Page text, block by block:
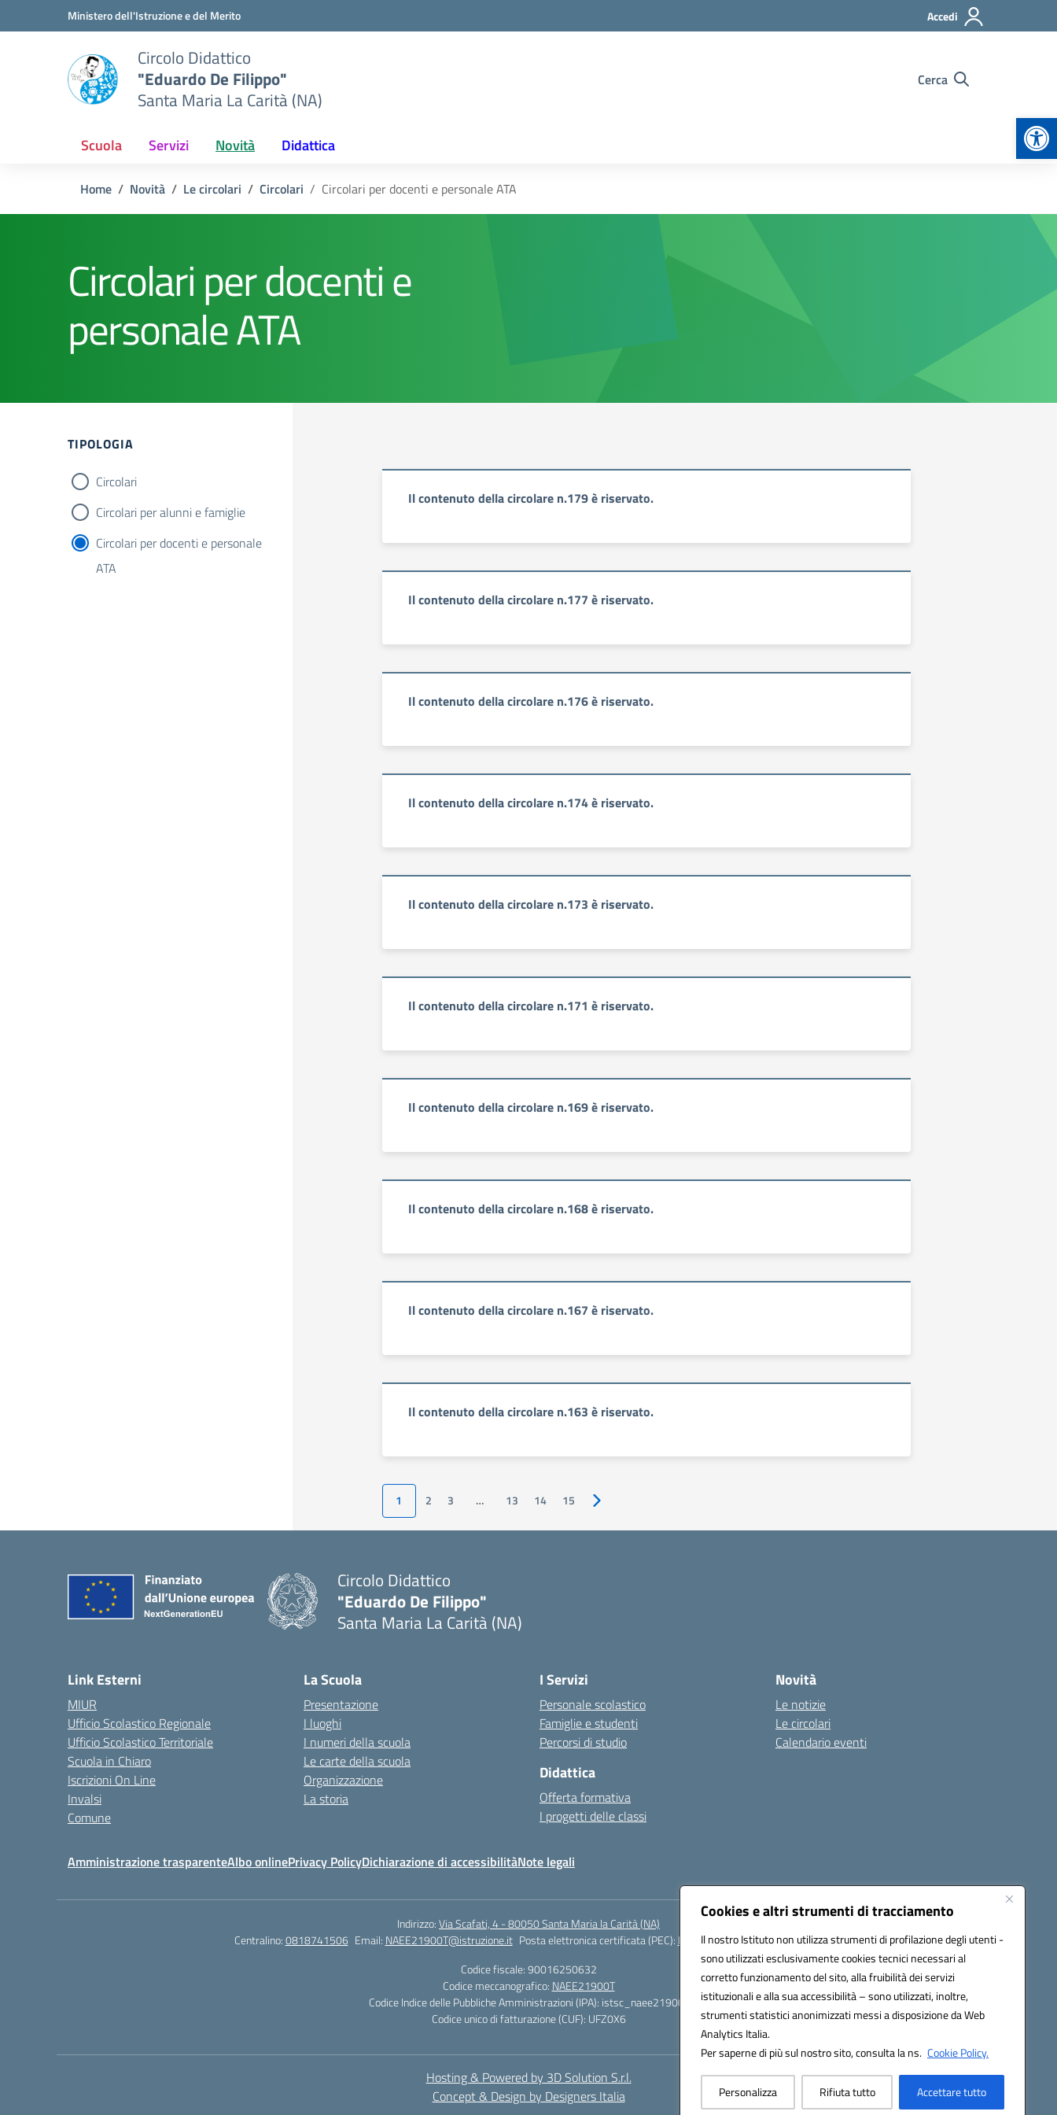
Cookies e altri strumenti di tracciamento
Il nostro Istituto non utilizza strumenti di profilazione degli utenti -
sono utilizzati esclusivamente cookies tecnici necessari al
corretto funzionamento del sito, alla fruibilità dei servizi
istituzionali e alla sua accessibilità – sono utilizzati, inoltre,
strumenti statistici anonimizzati messi a disposizione da Web
Analytics Italia.
Per saperne di più sul nostro sito, consulta la ns. Cookie Policy.
Personalizza Rifiuta tutto Accettare tutto
Vai ai contenuti
Vai al menu di navigazioneMinistero dell'Istruzione e del Merito Accedi
Circolo Didattico
"Eduardo De Filippo"
Santa Maria La Carità (NA)
Cerca
Scuola Servizi Novità Didattica
Home Novità Le circolari Circolari Circolari per docenti e personale ATA
Circolari per docenti e
personale ATA
Filtri
TIPOLOGIA
Circolari
Circolari per alunni e famiglie
Circolari per docenti e personale
ATA
Il contenuto della circolare n.179 è riservato.
Il contenuto della circolare n.177 è riservato.
Il contenuto della circolare n.176 è riservato.
Il contenuto della circolare n.174 è riservato.
Il contenuto della circolare n.173 è riservato.
Il contenuto della circolare n.171 è riservato.
Il contenuto della circolare n.169 è riservato.
Il contenuto della circolare n.168 è riservato.
Il contenuto della circolare n.167 è riservato.
Il contenuto della circolare n.163 è riservato.
1 2 3 … 13 14 15 Pagina successiva
Circolo Didattico
"Eduardo De Filippo"
Santa Maria La Carità (NA)
Link Esterni
MIUR
Ufficio Scolastico Regionale
Ufficio Scolastico Territoriale
Scuola in Chiaro
Iscrizioni On Line
Invalsi
Comune
La Scuola
Presentazione
I luoghi
I numeri della scuola
Le carte della scuola
Organizzazione
La storia
I Servizi
Personale scolastico
Famiglie e studenti
Percorsi di studio
Didattica
Offerta formativa
I progetti delle classi
Novità
Le notizie
Le circolari
Calendario eventi
Amministrazione trasparenteAlbo onlinePrivacy PolicyDichiarazione di accessibilitàNote legali
Indirizzo:Via Scafati, 4 - 80050 Santa Maria la Carità (NA)
Centralino:0818741506 Email: NAEE21900T@istruzione.it Posta elettronica certificata (PEC): NAEE21900T@pec.istruzione.it
Codice fiscale: 90016250632
Codice meccanografico: NAEE21900T
Codice Indice delle Pubbliche Amministrazioni (IPA): istsc_naee21900t
Codice unico di fatturazione (CUF): UFZ0X6
Hosting & Powered by 3D Solution S.r.l.
Concept & Design by Designers Italia